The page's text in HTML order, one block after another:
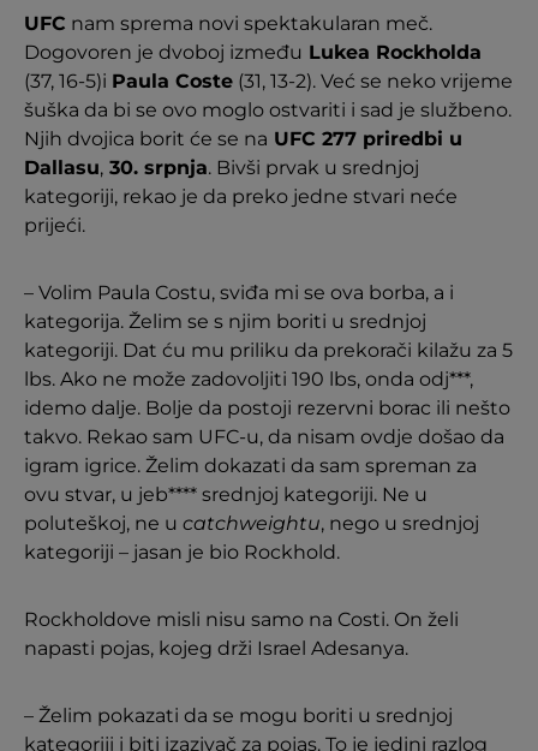
UFC nam sprema novi spektakularan meč.
Dogovoren je dvoboj između Lukea Rockholda
(37, 16-5)i Paula Coste (31, 13-2). Već se neko vrijeme
šuška da bi se ovo moglo ostvariti i sad je službeno.
Njih dvojica borit će se na UFC 277 priredbi u
Dallasu, 30. srpnja. Bivši prvak u srednjoj
kategoriji, rekao je da preko jedne stvari neće
prijeći.
– Volim Paula Costu, sviđa mi se ova borba, a i
kategorija. Želim se s njim boriti u srednjoj
kategoriji. Dat ću mu priliku da prekorači kilažu za 5
lbs. Ako ne može zadovoljiti 190 lbs, onda odj***,
idemo dalje. Bolje da postoji rezervni borac ili nešto
takvo. Rekao sam UFC-u, da nisam ovdje došao da
igram igrice. Želim dokazati da sam spreman za
ovu stvar, u jeb**** srednjoj kategoriji. Ne u
poluteškoj, ne u catchweightu, nego u srednjoj
kategoriji – jasan je bio Rockhold.
Rockholdove misli nisu samo na Costi. On želi
napasti pojas, kojeg drži Israel Adesanya.
– Želim pokazati da se mogu boriti u srednjoj
kategoriji i biti izazivač za pojas. To je jedini razlog